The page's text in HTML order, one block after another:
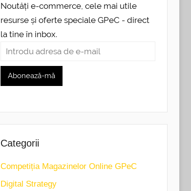
Noutăți e-commerce, cele mai utile
resurse și oferte speciale GPeC - direct
la tine în inbox.
Categorii
Competiția Magazinelor Online GPeC
Digital Strategy